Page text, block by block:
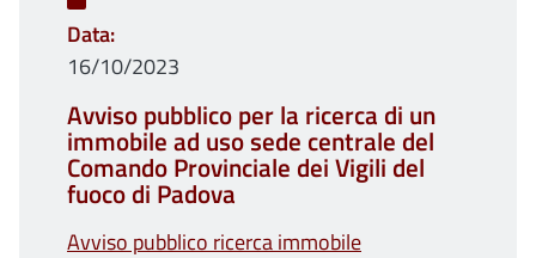
Data
16/10/2023
Avviso pubblico per la ricerca di un
immobile ad uso sede centrale del
Comando Provinciale dei Vigili del
fuoco di Padova
Avviso pubblico ricerca immobile